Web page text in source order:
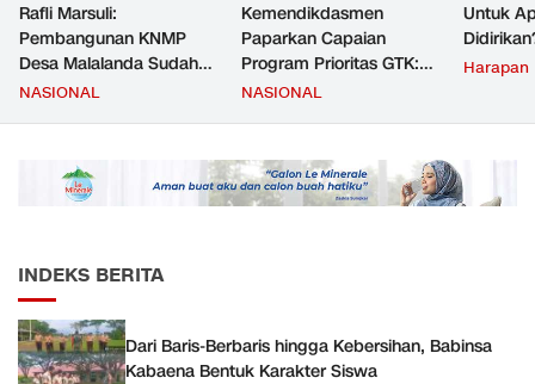
Rafli Marsuli:
Pembangunan KNMP
Desa Malalanda Sudah
Mencapai 69 Persen dan
JMD dan JMF
NASIONAL
Kemendikdasmen
Paparkan Capaian
Program Prioritas GTK:
Kompetensi Meningkat,
NASIONAL
Untuk
Harapan
INDEKS BERITA
Dari Baris-Berbaris hingga Kebersihan, Babinsa
Kabaena Bentuk Karakter Siswa